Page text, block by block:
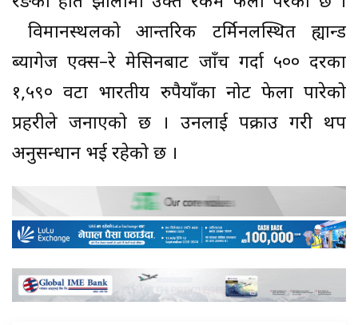
विमानस्थलको आन्तरिक टर्मिनलस्थित ह्यान्ड
ब्यागेज एक्स–रे मेसिनबाट जाँच गर्दा ५०० दरका
१,५९० वटा भारतीय रुपैयाँका नोट फेला पारेको
प्रहरीले जनाएको छ । उनलाई पक्राउ गरी थप
अनुसन्धान भई रहेको छ ।